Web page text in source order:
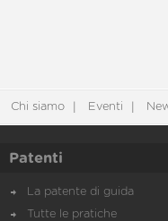
Chi siamo Eventi
Patenti
La patente di guida
Tutte le pratiche